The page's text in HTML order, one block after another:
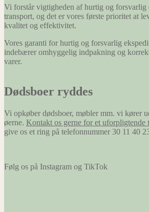
Vi forstår vigtigheden af hurtig og forsvarlig
transport, og det er vores første prioritet at
kvalitet og effektivitet.
Vores garanti for hurtig og forsvarlig
indebærer omhyggelig indpakning og
varer.
Dødsboer ryddes
Vi opkøber dødsboer, møbler mm. vi kører
øerne. Kontakt os gerne for et uforpligtende
give os et ring på telefonnummer 30 11 40
Følg os på Instagram og TikTok